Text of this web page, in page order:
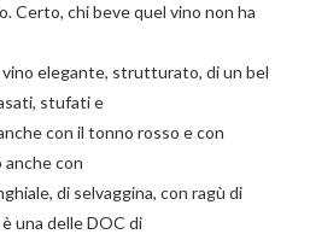
Certo, chi beve quel vino non ha
elegante, strutturato, di un bel
stufati e
con il tonno rosso e con
con
di selvaggina, con ragù di
una delle DOC di